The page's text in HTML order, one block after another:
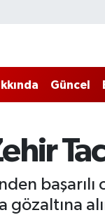
Güncel
gözaltına